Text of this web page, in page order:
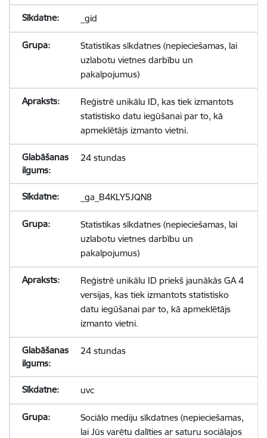
_gid
Statistikas sīkdatnes (nepieciešamas, lai
uzlabotu vietnes darbību un
pakalpojumus)
Reģistrē unikālu ID, kas tiek izmantots
statistisko datu iegūšanai par to, kā
apmeklētājs izmanto vietni.
24 stundas
_ga_B4KLY5JQN8
Statistikas sīkdatnes (nepieciešamas, lai
uzlabotu vietnes darbību un
pakalpojumus)
Reģistrē unikālu ID priekš jaunākās GA 4
versijas, kas tiek izmantots statistisko
datu iegūšanai par to, kā apmeklētājs
izmanto vietni.
24 stundas
uvc
Sociālo mediju sīkdatnes (nepieciešamas,
lai Jūs varētu dalīties ar saturu sociālajos